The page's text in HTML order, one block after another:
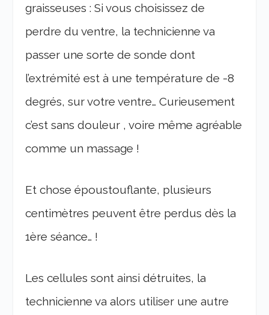
graisseuses : Si vous choisissez de
perdre du ventre, la technicienne va
passer une sorte de sonde dont
l’extrémité est à une température de -8
degrés, sur votre ventre… Curieusement
c’est sans douleur , voire même agréable
comme un massage !
Et chose époustouflante, plusieurs
centimètres peuvent être perdus dès la
1ère séance… !
Les cellules sont ainsi détruites, la
technicienne va alors utiliser une autre